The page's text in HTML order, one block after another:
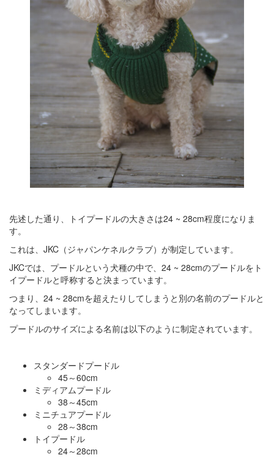
先述した通り、トイプードルの大きさは24 ~ 28cm程度になりま
す。
これは、JKC（ジャパンケネルクラブ）が制定しています。
JKCでは、プードルという犬種の中で、24 ~ 28cmのプードルをト
イプードルと呼称すると決まっています。
つまり、24 ~ 28cmを超えたりしてしまうと別の名前のプードルと
なってしまいます。
プードルのサイズによる名前は以下のように制定されています。
スタンダードプードル
45～60cm
ミディアムプードル
38～45cm
ミニチュアプードル
28～38cm
トイプードル
24～28cm